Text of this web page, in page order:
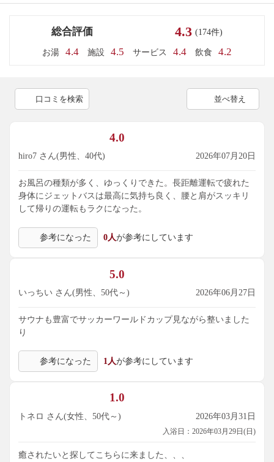
総合評価 4.3 (174件)
お湯 4.4 施設 4.5 サービス 4.4 飲食 4.2
口コミを検索 並べ替え
4.0
hiro7 さん(男性、40代) 2026年07月20日
お風呂の種類が多く、ゆっくりできた。長距離運転で疲れた
身体にジェットバスは最高に気持ち良く、腰と肩がスッキリ
して帰りの運転もラクになった。
参考になった 0人が参考にしています
5.0
いっちい さん(男性、50代～) 2026年06月27日
サウナも豊富でサッカーワールドカップ見ながら整いました
り
参考になった 1人が参考にしています
1.0
トネロ さん(女性、50代～) 2026年03月31日
入浴日：2026年03月29日(日)
癒されたいと探してこちらに来ました、、、